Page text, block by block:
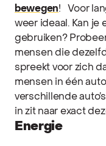
bewegen! Voor
weer ideaal. Kan je
gebruiken?
mensen die
spreekt voor zich
mensen in één
verschillende
in zit naar exact
Energie